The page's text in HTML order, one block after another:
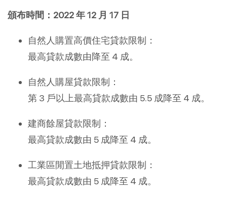
頒布時間：2022 年 12 月 17 日
自然人購置高價住宅貸款限制：
最高貸款成數由降至 4 成。
自然人購屋貸款限制：
第 3 戶以上最高貸款成數由 5.5 成降至 4 成。
建商餘屋貸款限制：
最高貸款成數由 5 成降至 4 成。
工業區閒置土地抵押貸款限制：
最高貸款成數由 5 成降至 4 成。